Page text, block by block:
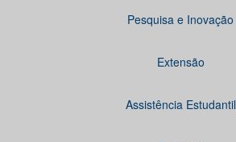
Pesquisa e Inovação
Extensão
Assistência Estudantil